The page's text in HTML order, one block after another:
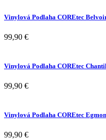
Vinylová Podlaha COREtec
99,90 €
Vinylová Podlaha COREtec
99,90 €
Vinylová Podlaha COREtec
99,90 €